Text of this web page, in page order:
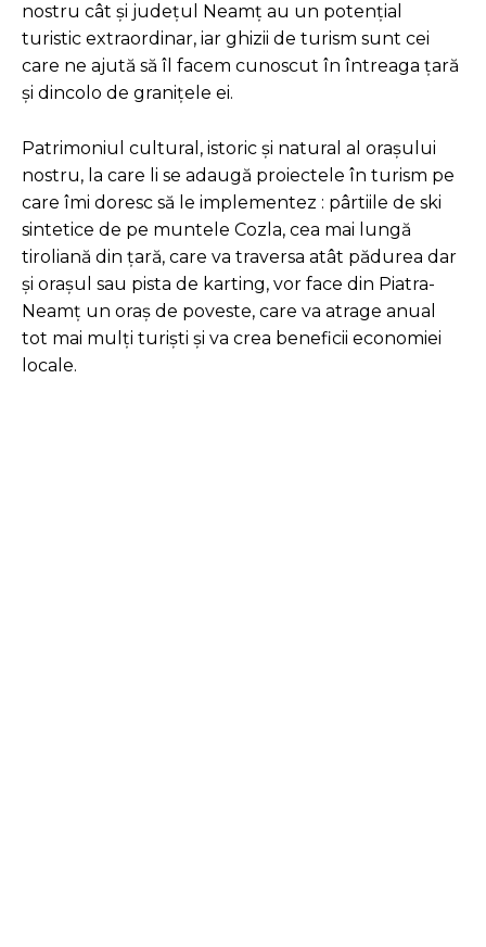
nostru cât și județul Neamț au un potențial
turistic extraordinar, iar ghizii de turism sunt cei
care ne ajută să îl facem cunoscut în întreaga țară
și dincolo de granițele ei.
Patrimoniul cultural, istoric și natural al orașului
nostru, la care li se adaugă proiectele în turism pe
care îmi doresc să le implementez : pârtiile de ski
sintetice de pe muntele Cozla, cea mai lungă
tiroliană din țară, care va traversa atât pădurea dar
și orașul sau pista de karting, vor face din Piatra-
Neamț un oraș de poveste, care va atrage anual
tot mai mulți turiști și va crea beneficii economiei
locale.